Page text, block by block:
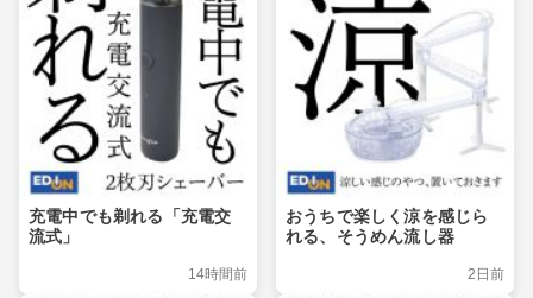
充電中でも剃れる「充電交
流式」
14時間前
おうちで楽しく涼を感じら
れる、そうめん流し器
2日前